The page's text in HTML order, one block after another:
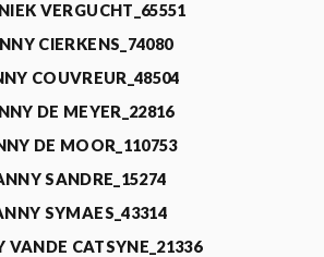
VERGUCHT_65551
CIERKENS_74080
COUVREUR_48504
DE MEYER_22816
DE MOOR_110753
SANDRE_15274
SYMAES_43314
VANDE CATSYNE_21336